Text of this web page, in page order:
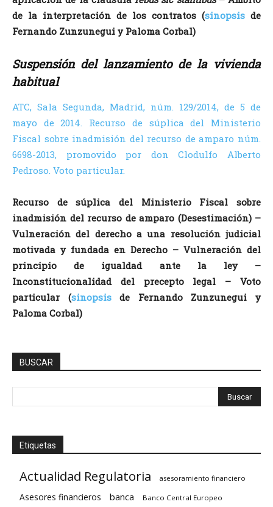
de la interpretación de los contratos (sinopsis de
Fernando Zunzunegui y Paloma Corbal)
Suspensión del lanzamiento de la vivienda
habitual
ATC, Sala Segunda, Madrid, núm. 129/2014, de 5 de
mayo de 2014. Recurso de súplica del Ministerio
Fiscal sobre inadmisión del recurso de amparo núm.
6698-2013, promovido por don Clodulfo Alberto
Pedroso. Voto particular.
Recurso de súplica del Ministerio Fiscal sobre
inadmisión del recurso de amparo (Desestimación) –
Vulneración del derecho a una resolución judicial
motivada y fundada en Derecho – Vulneración del
principio de igualdad ante la ley –
Inconstitucionalidad del precepto legal – Voto
particular (sinopsisde Fernando Zunzunegui y
Paloma Corbal)
BUSCAR
Etiquetas
Actualidad Regulatoria asesoramiento financiero
Asesores financieros banca Banco Central Europeo